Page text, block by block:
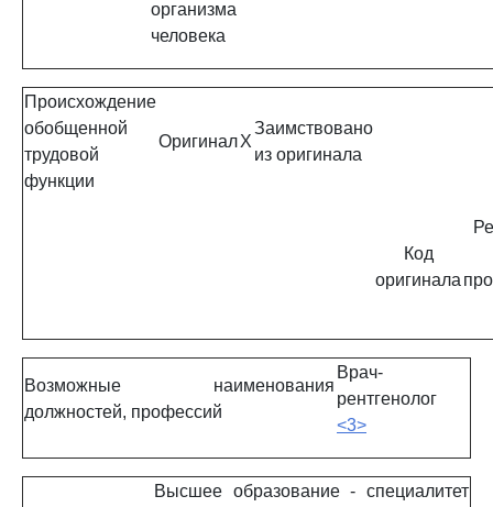
организма
человека
Происхождение
обобщенной
трудовой
функции
ОригиналX
Заимствовано
из оригинала
Код
оригинала
Возможные наименования
должностей, профессий
Врач-
рентгенолог
<3>
Высшее образование - специалитет